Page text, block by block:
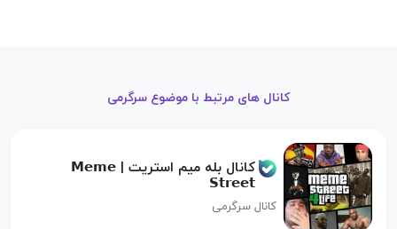
کانال های مرتبط با موضوع سرگرمی
کانال بله میم استریت | 𝗠𝗲𝗺𝗲
𝗦𝘁𝗿𝗲𝗲𝘁
کانال سرگرمی